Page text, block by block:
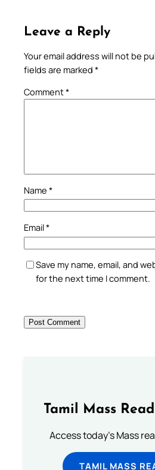
Leave a Reply
Your email address will not be
fields are marked *
Comment*
Name *
Email*
Save my name, email, and
for the next time I comment.
Tamil Mass
Access today's Mass
TAMIL MASS